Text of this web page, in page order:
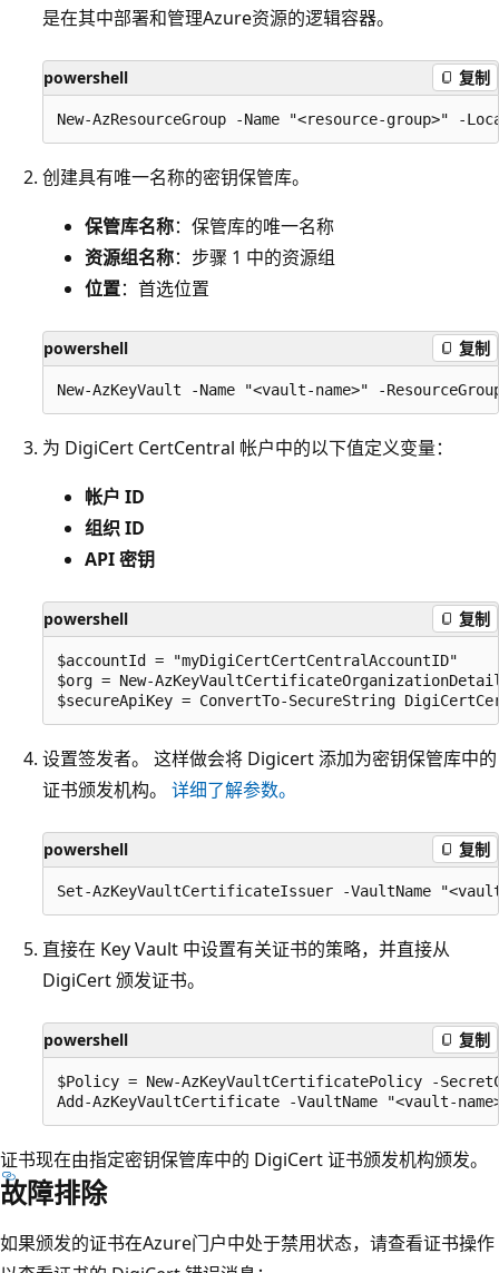
是在其中部署和管理Azure资源的逻辑容器。
powershell 复制
创建具有唯一名称的密钥保管库。
保管库名称：保管库的唯一名称
资源组名称：步骤 1 中的资源组
位置：首选位置
powershell 复制
为 DigiCert CertCentral 帐户中的以下值定义变量：
帐户 ID
组织 ID
API 密钥
powershell 复制
$accountId = "myDigiCertCertCentralAccountID"
$org = New-
设置签发者。 这样做会将 Digicert 添加为密钥保管库中的
证书颁发机构。 详细了解参数。
powershell 复制
直接在 Key Vault 中设置有关证书的策略，并直接从
DigiCert 颁发证书。
powershell 复制
$Policy = New-AzKeyVaultCertificatePolicy -
证书现在由指定密钥保管库中的 DigiCert 证书颁发机构颁发。
故障排除
如果颁发的证书在Azure门户中处于禁用状态，请查看证书操作